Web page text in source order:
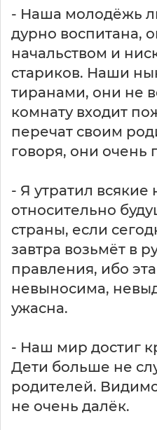
- Наша молодёжь
дурно воспитана,
начальством и
стариков. Наши
тиранами, они не
комнату входит
перечат своим
говоря, они очень
- Я утратил
относительно
страны, если
завтра возьмёт в
правления, ибо
невыносима,
ужасна.
- Наш мир достиг
Дети больше не
родителей.
не очень далёк.